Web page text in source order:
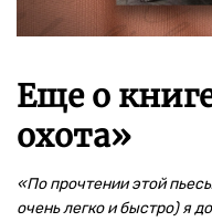
Еще о
охота»
«По прочтении этой
очень легко и быстро) я